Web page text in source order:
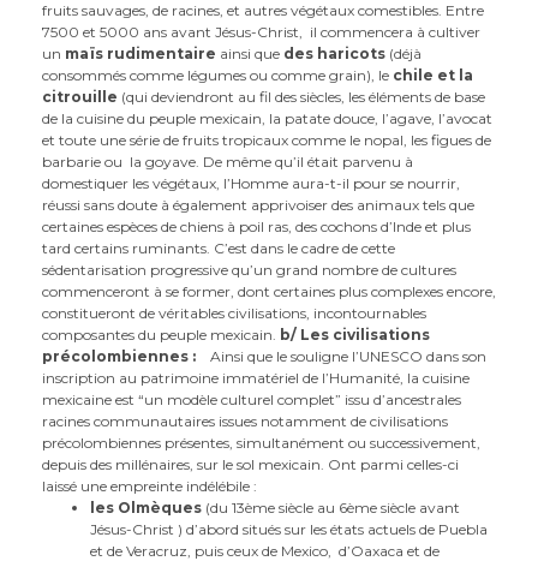
fruits sauvages, de racines, et autres végétaux comestibles. Entre
7500 et 5000 ans avant Jésus-Christ, il commencera à cultiver
un maïs rudimentaire ainsi que des haricots (déjà
consommés comme légumes ou comme grain), le chile et la
citrouille (qui deviendront au fil des siècles, les éléments de base
de la cuisine du peuple mexicain, la patate douce, l’agave, l’avocat
et toute une série de fruits tropicaux comme le nopal, les figues de
barbarie ou la goyave. De même qu’il était parvenu à
domestiquer les végétaux, l’Homme aura-t-il pour se nourrir,
réussi sans doute à également apprivoiser des animaux tels que
certaines espèces de chiens à poil ras, des cochons d’Inde et plus
tard certains ruminants. C’est dans le cadre de cette
sédentarisation progressive qu’un grand nombre de cultures
commenceront à se former, dont certaines plus complexes encore,
constitueront de véritables civilisations, incontournables
composantes du peuple mexicain. b/ Les civilisations
précolombiennes :
Ainsi que le souligne l’UNESCO dans son
inscription au patrimoine immatériel de l’Humanité, la cuisine
mexicaine est “un modèle culturel complet” issu d’ancestrales
racines communautaires issues notamment de civilisations
précolombiennes présentes, simultanément ou successivement,
depuis des millénaires, sur le sol mexicain. Ont parmi celles-ci
laissé une empreinte indélébile :
les Olmèques (du 13ème siècle au 6ème siècle avant
Jésus-Christ ) d’abord situés sur les états actuels de Puebla
et de Veracruz, puis ceux de Mexico, d’Oaxaca et de